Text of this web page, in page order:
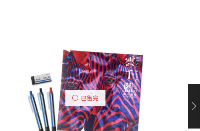
已售完